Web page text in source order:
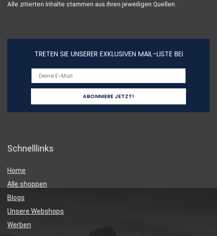
Alle zitierten Inhalte stammen aus ihren jeweiligen Quellen.
TRETEN SIE UNSERER EXKLUSIVEN MAIL-LISTE BEI
Schnelllinks
Home
Alle shoppen
Blogs
Unsere Webshops
Werben